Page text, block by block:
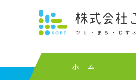
ホーム